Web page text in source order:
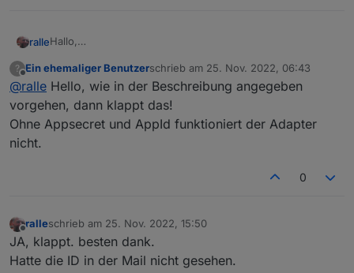
ralleHallo,
bekommen aber was ist der APP Secret ?
Bekomme ich diesen auch von "Solarman", ansonsten
habe ich nur 3 Angaben die ich machen kann.
Starte ich den Adapter mit diesen 3 Angaben, wird dieser
grün, jedoch stehen da nicht wirklich brauchbare Daten
Danke
Ralf
?
Offline
Ein ehemaliger Benutzerschrieb am 25. Nov. 2022, 06:43
zuletzt editiert von
@ralle Hello, wie in der Beschreibung angegeben
vorgehen, dann klappt das!
Ohne Appsecret und AppId funktioniert der Adapter
nicht.
0
Offline
ralleschrieb am 25. Nov. 2022, 15:50
zuletzt editiert von
JA, klappt. besten dank.
Hatte die ID in der Mail nicht gesehen.